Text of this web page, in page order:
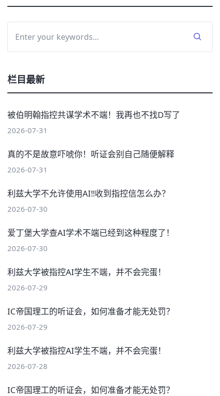
栏目最新
被伯明翰指控共谋学术不端！我再也不找D写了
2026-07-31
真的不是故意吓唬你！听证会别自己随便解释
2026-07-31
利兹大学不允许使用AI‼️收到指控信怎么办？
2026-07-30
爱丁堡大学查AI学术不端已经到这种程度了！
2026-07-30
利兹大学被指控AI学生不端，并不会完蛋！
2026-07-29
IC帝国理工的听证会，如何准备才能无处罚？
2026-07-29
利兹大学被指控AI学生不端，并不会完蛋！
2026-07-28
IC帝国理工的听证会，如何准备才能无处罚？